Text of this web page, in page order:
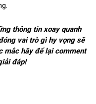
thông tin xoay quanh
vai trò gì hy vọng sẽ
mắc hãy để lại comment
đáp!